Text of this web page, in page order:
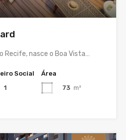
Recife, nasce o Boa Vista…
Social
1
Área
73 m²